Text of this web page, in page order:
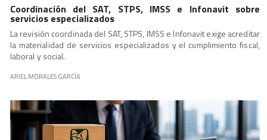
Coordinación del SAT, STPS, IMSS e Infonavit sobre
servicios especializados
La revisión coordinada del SAT, STPS, IMSS e Infonavit exige acreditar
la materialidad de servicios especializados y el cumplimiento fiscal,
laboral y social.
ARIEL MORALES GARCÍA